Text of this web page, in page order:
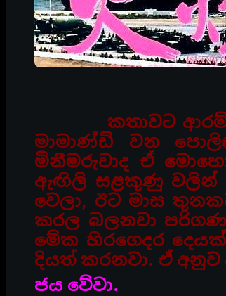
කතාවට
මාමාණ්ඩි වන
මිනීමරුවාද ඒ
ඇඟිලි සළකුණු වලින්
වෙලා, ඊට මාස
කරල බලනවා
මේක හිරගෙදර
දියත් කරනවා. ඒ
ජය වේවා.